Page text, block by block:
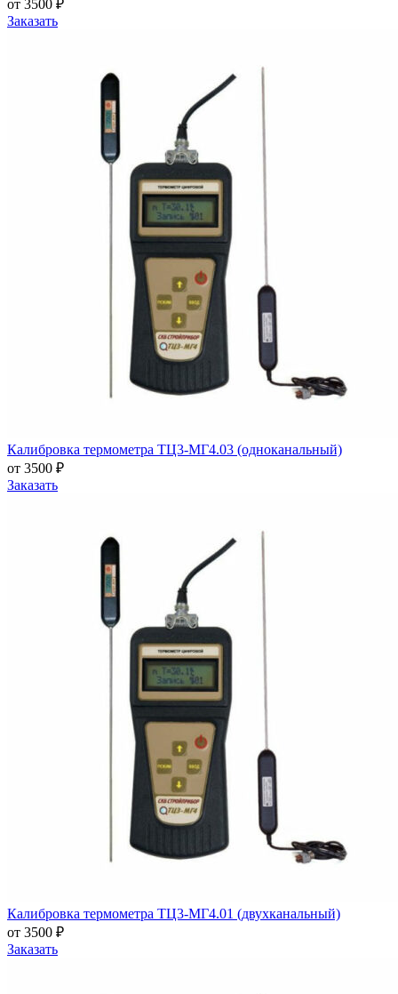
от 3500 ₽
Заказать
Калибровка термометра ТЦ3-МГ4.03 (одноканальный)
от 3500 ₽
Заказать
Калибровка термометра ТЦ3-МГ4.01 (двухканальный)
от 3500 ₽
Заказать